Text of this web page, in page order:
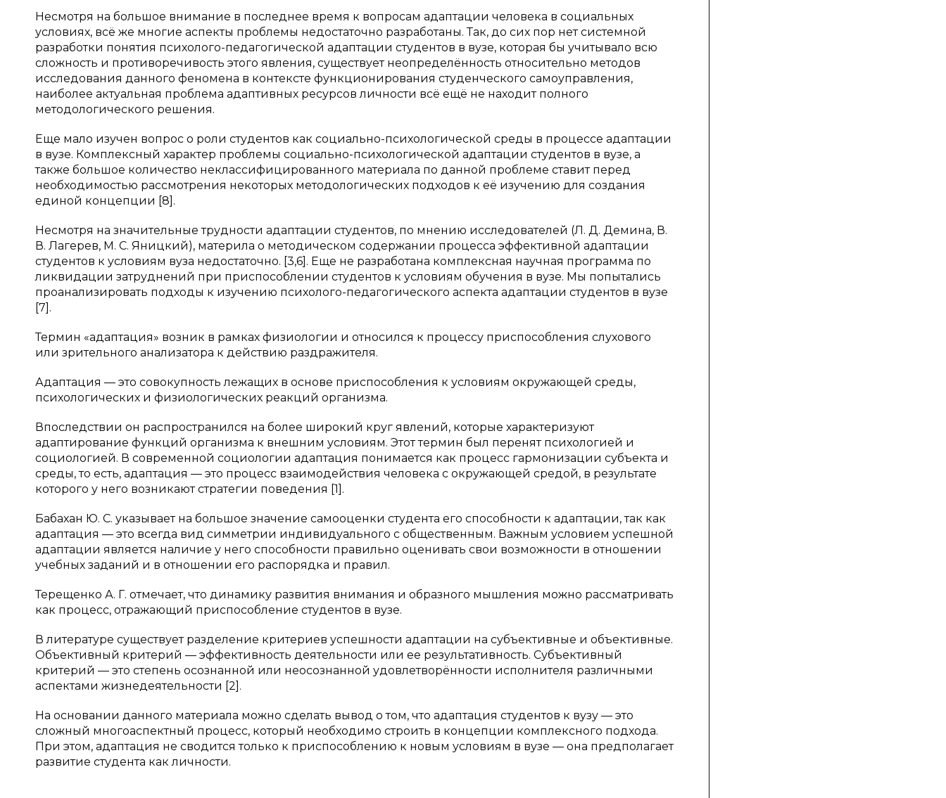
Несмотря на большое внимание в последнее время к вопросам адаптации человека в социальных
условиях, всё же многие аспекты проблемы недостаточно разработаны. Так, до сих пор нет системной
разработки понятия психолого-педагогической адаптации студентов в вузе, которая бы учитывало всю
сложность и противоречивость этого явления, существует неопределённость относительно методов
исследования данного феномена в контексте функционирования студенческого самоуправления,
наиболее актуальная проблема адаптивных ресурсов личности всё ещё не находит полного
методологического решения.
Еще мало изучен вопрос о роли студентов как социально-психологической среды в процессе адаптации
в вузе. Комплексный характер проблемы социально-психологической адаптации студентов в вузе, а
также большое количество неклассифицированного материала по данной проблеме ставит перед
необходимостью рассмотрения некоторых методологических подходов к её изучению для создания
единой концепции [8].
Несмотря на значительные трудности адаптации студентов, по мнению исследователей (Л. Д. Демина, В.
В. Лагерев, М. С. Яницкий), материла о методическом содержании процесса эффективной адаптации
студентов к условиям вуза недостаточно. [3,6]. Еще не разработана комплексная научная программа по
ликвидации затруднений при приспособлении студентов к условиям обучения в вузе. Мы попытались
проанализировать подходы к изучению психолого-педагогического аспекта адаптации студентов в вузе
[7].
Термин «адаптация» возник в рамках физиологии и относился к процессу приспособления слухового
или зрительного анализатора к действию раздражителя.
Адаптация — это совокупность лежащих в основе приспособления к условиям окружающей среды,
психологических и физиологических реакций организма.
Впоследствии он распространился на более широкий круг явлений, которые характеризуют
адаптирование функций организма к внешним условиям. Этот термин был перенят психологией и
социологией. В современной социологии адаптация понимается как процесс гармонизации субъекта и
среды, то есть, адаптация — это процесс взаимодействия человека с окружающей средой, в результате
которого у него возникают стратегии поведения [1].
Бабахан Ю. С. указывает на большое значение самооценки студента его способности к адаптации, так как
адаптация — это всегда вид симметрии индивидуального с общественным. Важным условием успешной
адаптации является наличие у него способности правильно оценивать свои возможности в отношении
учебных заданий и в отношении его распорядка и правил.
Терещенко А. Г. отмечает, что динамику развития внимания и образного мышления можно рассматривать
как процесс, отражающий приспособление студентов в вузе.
В литературе существует разделение критериев успешности адаптации на субъективные и объективные.
Объективный критерий — эффективность деятельности или ее результативность. Субъективный
критерий — это степень осознанной или неосознанной удовлетворённости исполнителя различными
аспектами жизнедеятельности [2].
На основании данного материала можно сделать вывод о том, что адаптация студентов к вузу — это
сложный многоаспектный процесс, который необходимо строить в концепции комплексного подхода.
При этом, адаптация не сводится только к приспособлению к новым условиям в вузе — она предполагает
развитие студента как личности.